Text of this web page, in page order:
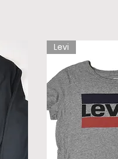
Levi